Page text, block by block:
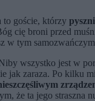
to goście, którzy
cię broni przed
w tym
wszystko jest w
zaraza. Po kilku
że ta jego straszna